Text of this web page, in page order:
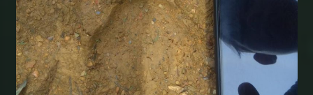
Wujud Akuntabilitas: Transparansi Kinerja
untuk Alam Sumatera Barat
Lemas di Dekat Trafo, Satwa Lutung di Pasar